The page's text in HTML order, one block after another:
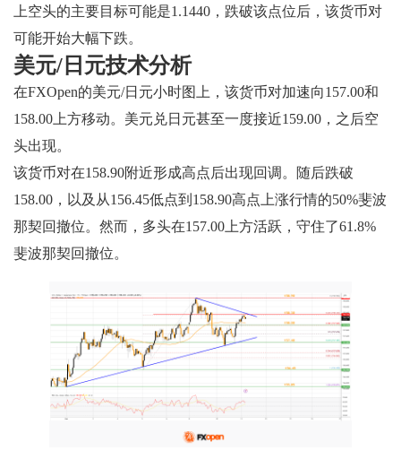
上空头的主要目标可能是1.1440，跌破该点位后，该货币对
可能开始大幅下跌。
美元/日元技术分析
在FXOpen的美元/日元小时图上，该货币对加速向157.00和
158.00上方移动。美元兑日元甚至一度接近159.00，之后空
头出现。
该货币对在158.90附近形成高点后出现回调。随后跌破
158.00，以及从156.45低点到158.90高点上涨行情的50%斐波
那契回撤位。然而，多头在157.00上方活跃，守住了61.8%
斐波那契回撤位。